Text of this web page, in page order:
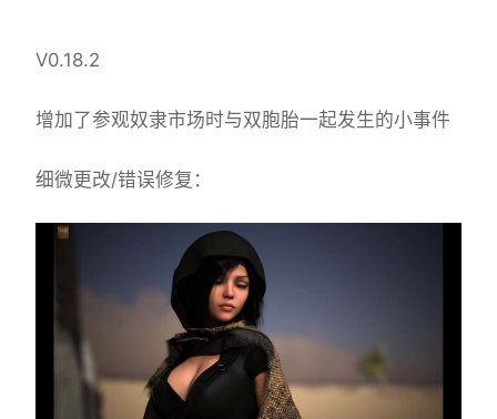
V0.18.2
增加了参观奴隶市场时与双胞胎一起发生的小事件
细微更改/错误修复：